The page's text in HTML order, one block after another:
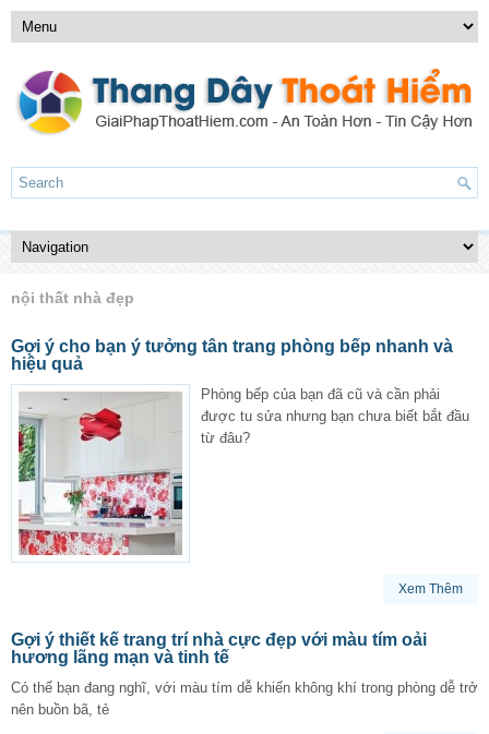
nội thất nhà đẹp
Gợi ý cho bạn ý tưởng tân trang phòng bếp nhanh và
hiệu quả
Phòng bếp của bạn đã cũ và cần phải
được tu sửa nhưng bạn chưa biết bắt đầu
từ đâu?
Xem Thêm
Gợi ý thiết kế trang trí nhà cực đẹp với màu tím oải
hương lãng mạn và tinh tế
Có thể bạn đang nghĩ, với màu tím dễ khiến không khí trong phòng dễ trở
nên buồn bã, tẻ